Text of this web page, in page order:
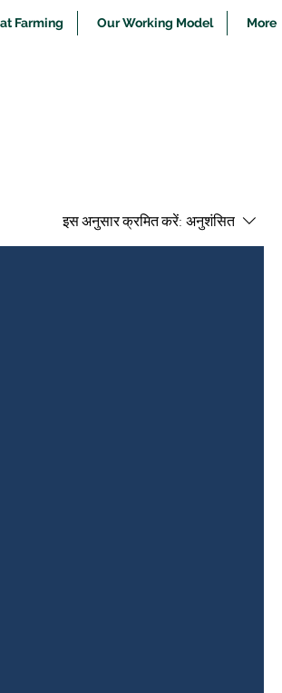
Farming Our Working Model More
इस अनुसार क्रमित करें: अनुशंसित